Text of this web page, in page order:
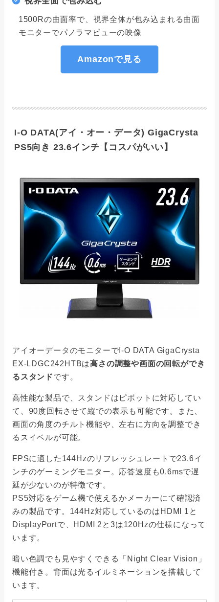
1500Rの曲面率で、視界全体が包み込まれる曲面
モニターでパノラマビューの映像
Amazonで見る
I-O DATA(アイ・オー・データ) GigaCrysta
PS5向き 23.6インチ【コスパがいい】
アイオーデータのモニターでI-O DATA GigaCrysta
EX-LDGC242HTBは高さの調整や画面の回転ができ
るスタンドです。
高性能な製品で、スタンドはピボットに対応してい
て、90度回転させて縦での表示も可能です。また、
画面の角度のチルト機能や、左右に方向を調整でき
るスイベルが可能。
FPSに適した144Hzのリフレッシュレートで23.6イ
ンチのゲーミングモニター。応答速度も0.6msで遅
延が少ないのが特徴です。
PS5対応をゲーム機で使えるかメーカーにて確認済
みの製品です。144Hz対応しているのはHDMI 1と
DisplayPortで、HDMI 2と3は120Hzの仕様になって
います。
暗い色調でも見やすくできる「Night Clear Vision」
機能付き。背面は光るイルミネーションを搭載して
います。